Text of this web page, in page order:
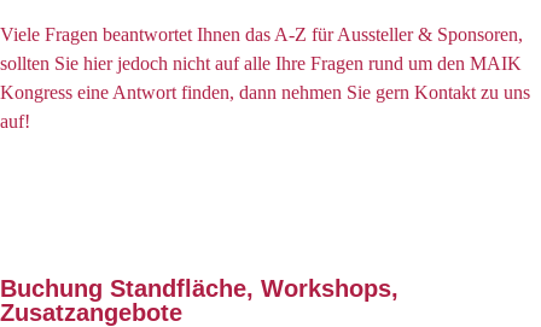
Viele Fragen beantwortet Ihnen das A-Z für Aussteller & Sponsoren,
sollten Sie hier jedoch nicht auf alle Ihre Fragen rund um den MAIK
Kongress eine Antwort finden, dann nehmen Sie gern Kontakt zu uns
auf!
Buchung Standfläche, Workshops,
Zusatzangebote